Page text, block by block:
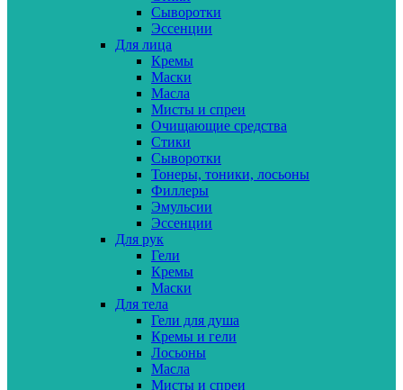
Сыворотки
Эссенции
Для лица
Кремы
Маски
Масла
Мисты и спреи
Очищающие средства
Стики
Сыворотки
Тонеры, тоники, лосьоны
Филлеры
Эмульсии
Эссенции
Для рук
Гели
Кремы
Маски
Для тела
Гели для душа
Кремы и гели
Лосьоны
Масла
Мисты и спреи